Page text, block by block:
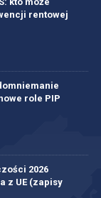
rentowej
role PIP
2026
z UE (zapisy